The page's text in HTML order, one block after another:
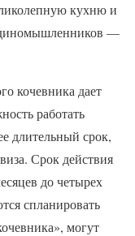
кухню и
—
кочевника дает
работать
длительный срок,
Срок действия
до четырех
спланировать
могут